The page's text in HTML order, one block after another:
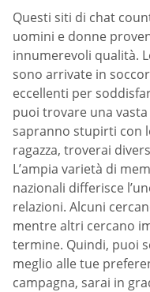
Questi siti di chat
uomini e donne
innumerevoli qualità.
sono arrivate in
eccellenti per
puoi trovare una
sapranno stupirti con
ragazza, troverai
L’ampia varietà di
nazionali differisce
relazioni. Alcuni
mentre altri cercano
termine. Quindi, puoi
meglio alle tue
campagna, sarai in